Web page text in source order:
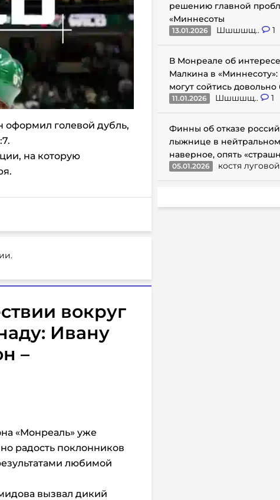
оформил голевой дубль,
на которую
вокруг
Ивану
–
«Монреаль» уже
радость поклонников
любимой
вызвал дикий
решению главной
«Миннесоты
13.01.2026 Шшшшщ.. 1
В Монреале об
Малкина в
могут сойтись довольно
11.01.2026 Шшшшщ.. 1
Финны об отказе
лыжнице в нейтральном
наверное, опять
05.01.2026 костя